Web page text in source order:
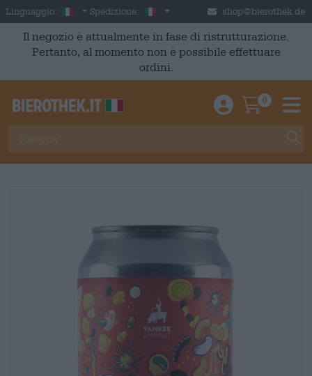
Skip to main content
Linguaggio: Italian
Spedizione: Italia shop@bierothek.de
Il negozio è attualmente in fase di ristrutturazione.
Pertanto, al momento non è possibile effettuare
ordini.
Einloggen /
0